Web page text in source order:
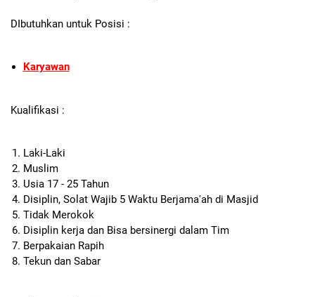
DIbutuhkan untuk Posisi :
Karyawan
Kualifikasi :
Laki-Laki
Muslim
Usia 17 - 25 Tahun
Disiplin, Solat Wajib 5 Waktu Berjama'ah di Masjid
Tidak Merokok
Disiplin kerja dan Bisa bersinergi dalam Tim
Berpakaian Rapih
Tekun dan Sabar